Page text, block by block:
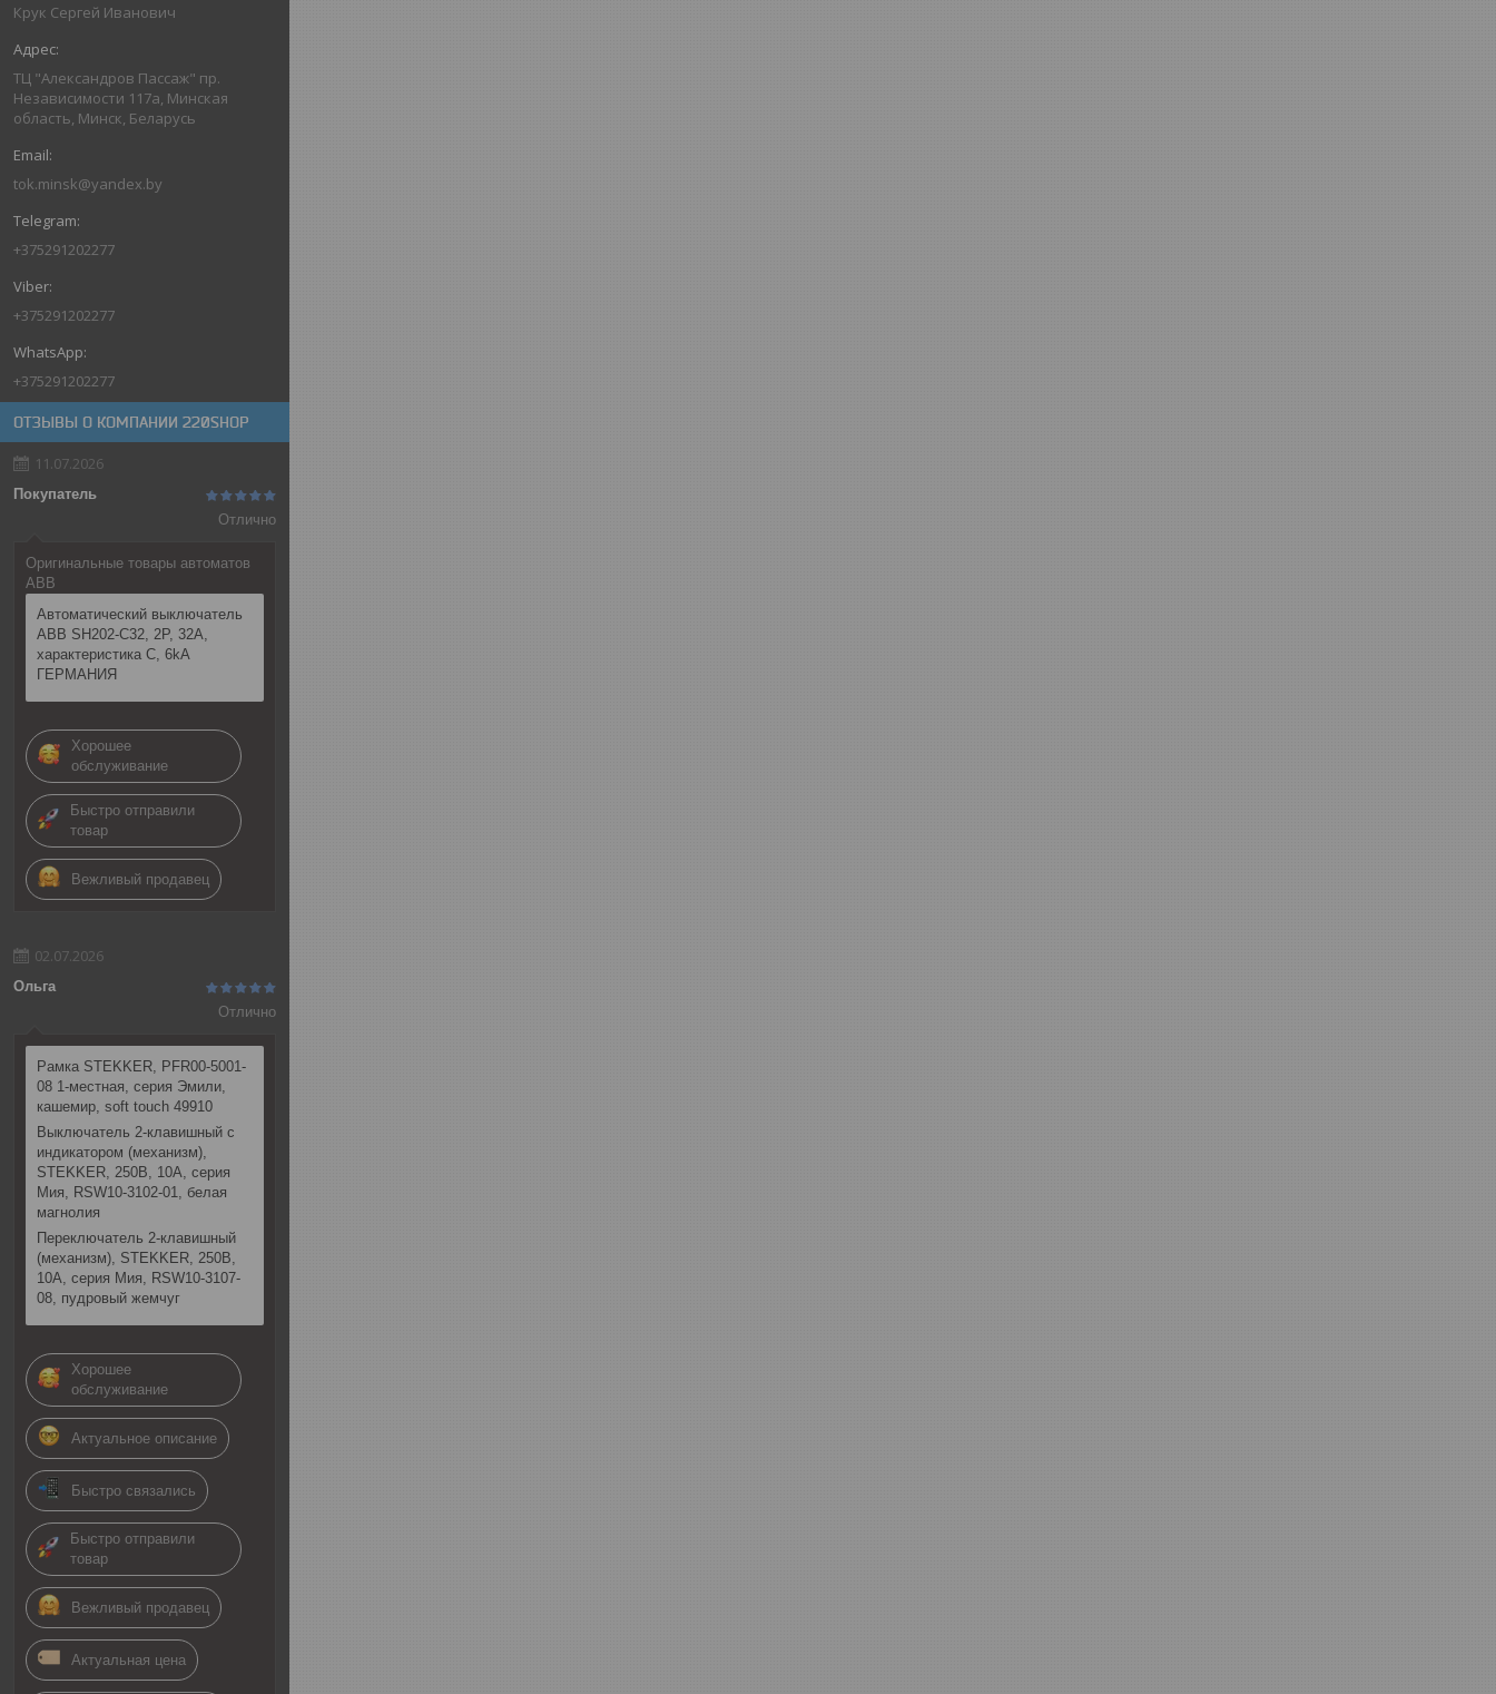
Крук Сергей Иванович
ТЦ "Александров Пассаж" пр.
Независимости 117а, Минская
область, Минск, Беларусь
tok.minsk@yandex.by
+375291202277
+375291202277
+375291202277
ОТЗЫВЫ О КОМПАНИИ 220SHOP
11.07.2026
Покупатель
Отлично
Оригинальные товары автоматов
ABB
Автоматический выключатель
ABB SH202-C32, 2P, 32А,
характеристика C, 6kA
ГЕРМАНИЯ
Хорошее
обслуживание
Быстро отправили
товар
Вежливый продавец
02.07.2026
Ольга
Отлично
Рамка STEKKER, PFR00-5001-
08 1-местная, серия Эмили,
кашемир, soft touch 49910
Выключатель 2-клавишный c
индикатором (механизм),
STEKKER, 250В, 10А, серия
Мия, RSW10-3102-01, белая
магнолия
Переключатель 2-клавишный
(механизм), STEKKER, 250В,
10А, серия Мия, RSW10-3107-
08, пудровый жемчуг
Хорошее
обслуживание
Актуальное описание
Быстро связались
Быстро отправили
товар
Вежливый продавец
Актуальная цена